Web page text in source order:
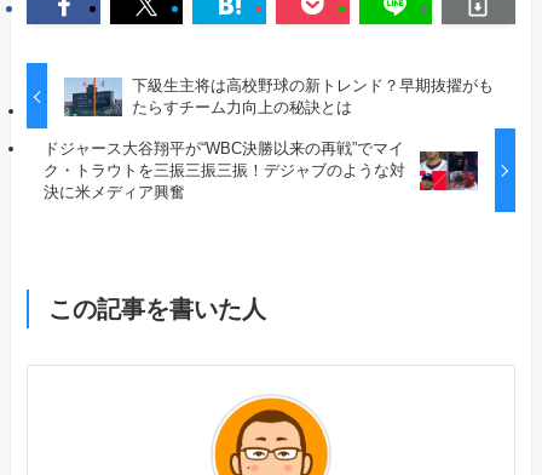
下級生主将は高校野球の新トレンド？早期抜擢がも
たらすチーム力向上の秘訣とは
ドジャース大谷翔平が“WBC決勝以来の再戦”でマイ
ク・トラウトを三振三振三振！デジャブのような対
決に米メディア興奮
この記事を書いた人